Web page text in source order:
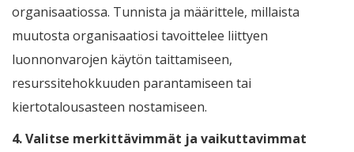
organisaatiossa. Tunnista ja määrittele, millaista
muutosta organisaatiosi tavoittelee liittyen
luonnonvarojen käytön taittamiseen,
resurssitehokkuuden parantamiseen tai
kiertotalousasteen nostamiseen.
4.Valitse merkittävimmät ja vaikuttavimmat